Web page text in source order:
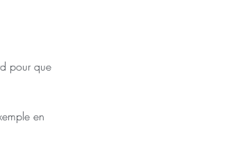
pour que
en